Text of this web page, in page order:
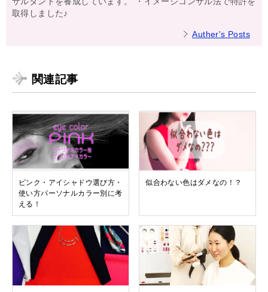
取得しました♪
Auther's Posts
関連記事
ピンク・アイシャドウ選び方・
使い方パーソナルカラー別に考
える！
似合わない色はダメなの！？